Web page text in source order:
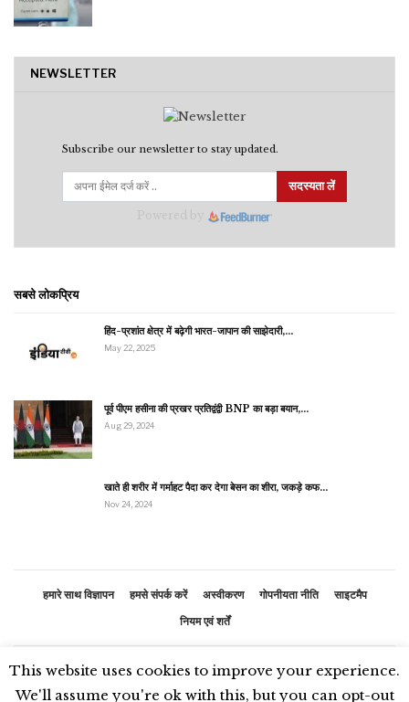
NEWSLETTER
Subscribe our newsletter to stay updated.
सदस्यता लें
सबसे लोकप्रिय
हिंद-प्रशांत क्षेत्र में बढ़ेगी भारत-जापान की साझेदारी,…
May 22, 2025
पूर्व पीएम हसीना की प्रखर प्रतिद्वंद्वी BNP का बड़ा बयान,…
Aug 29, 2024
खाते ही शरीर में गर्माहट पैदा कर देगा बेसन का शीरा, जकड़े कफ…
Nov 24, 2024
हमारे साथ विज्ञापन हमसे संपर्क करें अस्वीकरण गोपनीयता नीति
साइटमैप
नियम एवं शर्तें
© 2026 - भारतीय समाचार. सर्वाधिकार सुरक्षित
This website uses cookies to improve your experience.
We'll assume you're ok with this, but you can opt-out